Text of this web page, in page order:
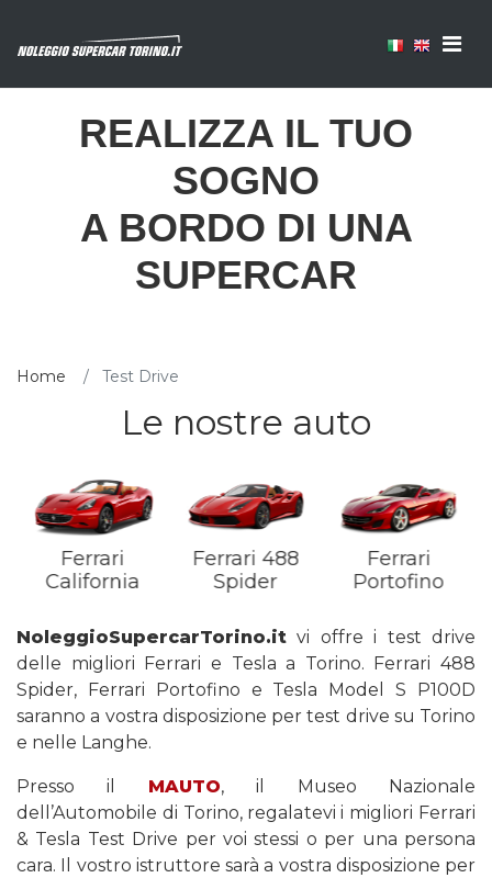
REALIZZA IL TUO
SOGNO
A BORDO DI UNA
SUPERCAR
Home Test Drive
Le nostre auto
Ferrari 488
Spider
Ferrari
Portofino
Ferrari
California
NoleggioSupercarTorino.it vi offre i test drive
delle migliori Ferrari e Tesla a Torino. Ferrari 488
Spider, Ferrari Portofino e Tesla Model S P100D
saranno a vostra disposizione per test drive su Torino
e nelle Langhe.
Presso il MAUTO, il Museo Nazionale
dell’Automobile di Torino, regalatevi i migliori Ferrari
& Tesla Test Drive per voi stessi o per una persona
cara. Il vostro istruttore sarà a vostra disposizione per